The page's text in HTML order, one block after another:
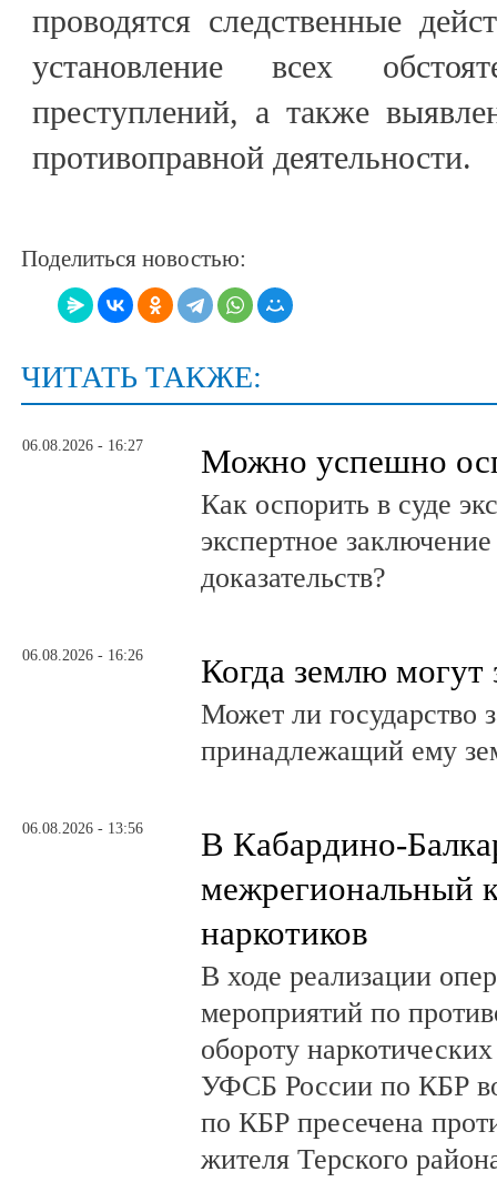
проводятся следственные
установление всех
преступлений, а также
противоправной деятельности.
Поделиться новостью:
ЧИТАТЬ ТАКЖЕ:
06.08.2026 - 16:27 Можно успешно
Как оспорить в суде
экспертное
доказательств?
06.08.2026 - 16:26 Когда землю могут
Может ли государство
принадлежащий ему
06.08.2026 - 13:56
В Кабардино-
межрегиональный
наркотиков
В ходе реализации
мероприятий по
обороту
УФСБ России по КБР
по КБР пресечена
жителя Терского